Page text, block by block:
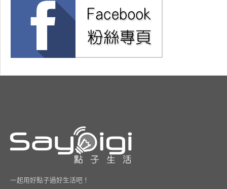
一起用好點子過好生活吧！